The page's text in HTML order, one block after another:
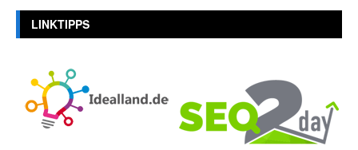
LINKTIPPS